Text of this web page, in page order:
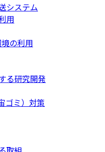
システム
用
の利用
る研究開発
ゴミ）対策